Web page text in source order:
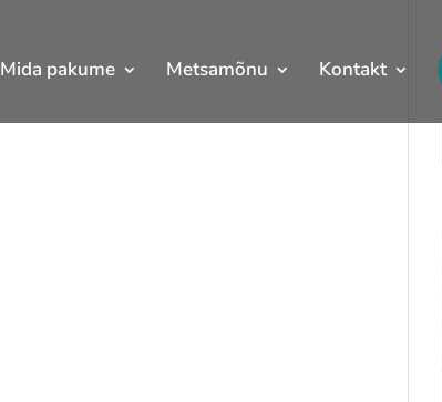
Mida pakume Metsamõnu Kontakt